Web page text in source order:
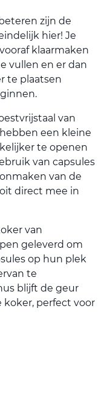
zijn de
hier! Je
klaarmaken
vullen en er dan
te plaatsen
van
een kleine
te openen
van capsules
van de
direct mee in
van
geleverd om
op hun plek
te
blijft de geur
perfect voor